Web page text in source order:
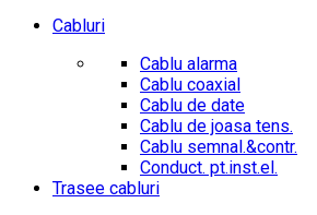
Cabluri
Cablu alarma
Cablu coaxial
Cablu de date
Cablu de joasa tens.
Cablu semnal.&contr.
Conduct. pt.inst.el.
Trasee cabluri